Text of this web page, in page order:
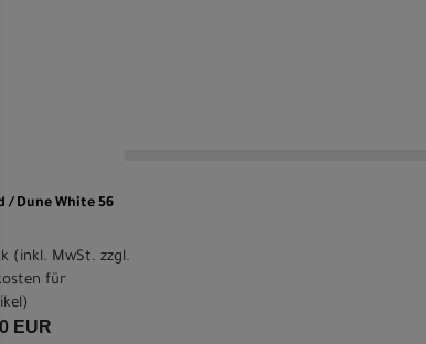
/ Dune White 56
(inkl. MwSt. zzgl.
für
)
EUR